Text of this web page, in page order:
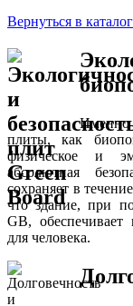
Вернуться в каталог
Именно
плиты, как
физическое и
абсолютная
сохраняет в
что здание, при
GB, обеспечивает
для человека.